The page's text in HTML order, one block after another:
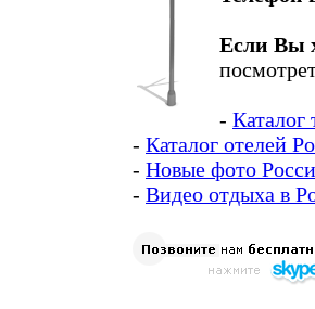
Если Вы
- Каталог
- Каталог отелей
- Новые фото
- Видео отдыха в